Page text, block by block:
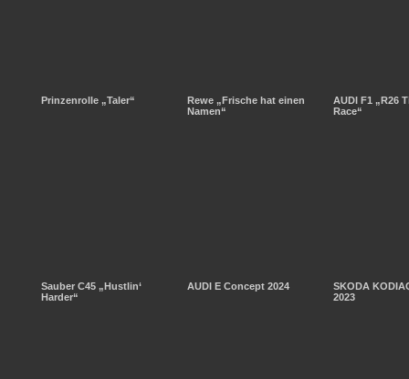
Prinzenrolle „Taler“
Rewe „Frische hat einen
Namen“
AUDI F1 „R26
Race“
Sauber C45 „Hustlin‘
Harder“
AUDI E Concept 2024
SKODA
2023